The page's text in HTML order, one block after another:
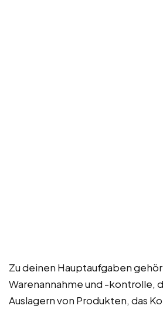
Zu deinen Hauptaufgaben
Warenannahme und -kontrolle,
Auslagern von Produkten, das